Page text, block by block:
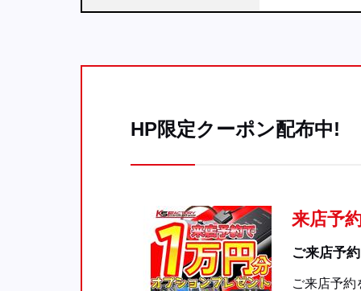
HP限定クーポン配布中!
来店予
ご来店予
ご来店予